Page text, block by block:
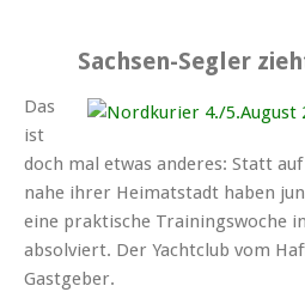
Sachsen-Segler
Das
ist
doch mal etwas anderes: Statt
nahe ihrer Heimat­stadt haben
eine prak­tische Trainings­woche
absol­viert. Der Yacht­club vom
Gast­geber.